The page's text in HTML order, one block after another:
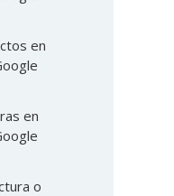
en
en
o